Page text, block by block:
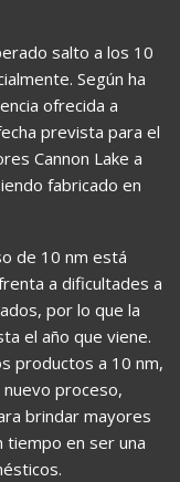
salto a los 10
Según ha
ofrecida a
prevista para el
Cannon Lake a
fabricado en
de 10 nm está
a dificultades a
por lo que la
el año que viene.
productos a 10 nm,
proceso,
brindar mayores
tiempo en ser una